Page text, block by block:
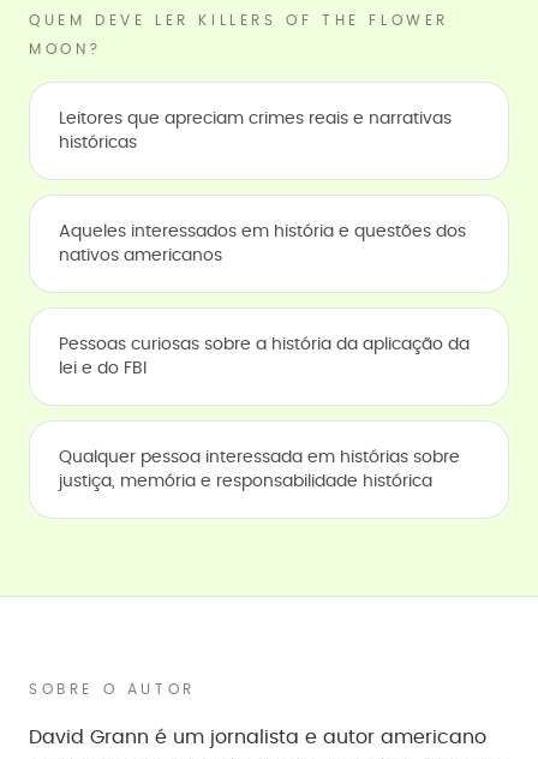
QUEM DEVE LER KILLERS OF THE FLOWER
MOON?
Leitores que apreciam crimes reais e narrativas
históricas
Aqueles interessados em história e questões dos
nativos americanos
Pessoas curiosas sobre a história da aplicação da
lei e do FBI
Qualquer pessoa interessada em histórias sobre
justiça, memória e responsabilidade histórica
SOBRE O AUTOR
David Grann é um jornalista e autor americano